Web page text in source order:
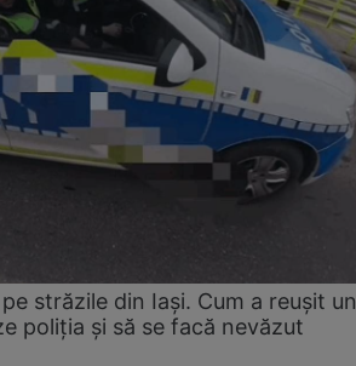
străzile din Iași. Cum a reușit un
poliția și să se facă nevăzut